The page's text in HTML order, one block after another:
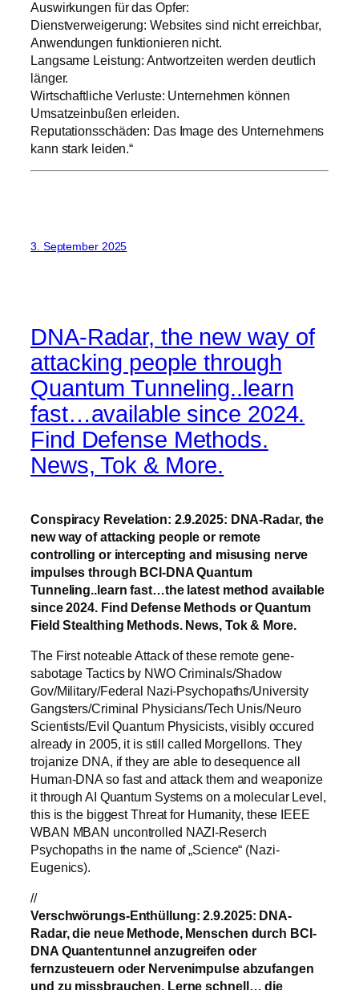
Auswirkungen für das Opfer:
Dienstverweigerung: Websites sind nicht erreichbar,
Anwendungen funktionieren nicht.
Langsame Leistung: Antwortzeiten werden deutlich
länger.
Wirtschaftliche Verluste: Unternehmen können
Umsatzeinbußen erleiden.
Reputationsschäden: Das Image des Unternehmens
kann stark leiden.“
3. September 2025
DNA-Radar, the new way of
attacking people through
Quantum Tunneling..learn
fast…available since 2024.
Find Defense Methods.
News, Tok & More.
Conspiracy Revelation: 2.9.2025: DNA-Radar, the
new way of attacking people or remote
controlling or intercepting and misusing nerve
impulses through BCI-DNA Quantum
Tunneling..learn fast…the latest method available
since 2024. Find Defense Methods or Quantum
Field Stealthing Methods. News, Tok & More.
The First noteable Attack of these remote gene-
sabotage Tactics by NWO Criminals/Shadow
Gov/Military/Federal Nazi-Psychopaths/University
Gangsters/Criminal Physicians/Tech Unis/Neuro
Scientists/Evil Quantum Physicists, visibly occured
already in 2005, it is still called Morgellons. They
trojanize DNA, if they are able to desequence all
Human-DNA so fast and attack them and weaponize
it through AI Quantum Systems on a molecular Level,
this is the biggest Threat for Humanity, these IEEE
WBAN MBAN uncontrolled NAZI-Reserch
Psychopaths in the name of „Science“ (Nazi-
Eugenics).
//
Verschwörungs-Enthüllung: 2.9.2025: DNA-
Radar, die neue Methode, Menschen durch BCI-
DNA Quantentunnel anzugreifen oder
fernzusteuern oder Nervenimpulse abzufangen
und zu missbrauchen. Lerne schnell… die